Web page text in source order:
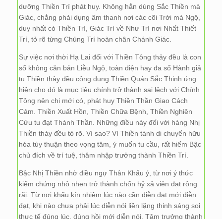
dưỡng Thiền Trí phát huy. Không hẳn dùng Sắc Thiền mà
Giác, chẳng phải dụng âm thanh nơi các cõi Trời mà Ngộ,
duy nhất có Thiền Trí, Giác Trí về Như Trí nơi Nhất Thiết
Trí, tỏ rõ từng Chủng Trí hoàn chân Chánh Giác.
Sự việc nơi thời Hạ Lai đối với Thiền Tông thảy đều là con
số không căn bản Liễu Ngộ, toàn diện hay đa số Hành giả
tu Thiền thảy đều công dụng Thiền Quán Sắc Thinh ứng
hiện cho đó là mục tiêu chính trở thành sai lệch với Chính
Tông nên chi mới có, phát huy Thiền Thần Giao Cách
Cảm. Thiền Xuất Hồn, Thiền Chữa Bệnh, Thiền Nghiên
Cứu tu đạt Thánh Thần. Những điều này đối với hàng Nhị
Thiền thảy đều tỏ rõ. Vì sao? Vì Thiền tánh di chuyển hữu
hóa tùy thuận theo vọng tâm, ý muốn tu cầu, rất hiếm Bậc
chủ đích về trí tuệ, thâm nhập trưởng thành Thiền Trí.
Bậc Nhị Thiền nhờ điều ngự Thân Khẩu ý, từ nơi ý thức
kiểm chứng nhỏ nhen trở thành chốn hỷ xả viên đạt rộng
rãi. Từ nơi khẩu kín nhiệm lúc nào cần diễn đạt mới diễn
đạt, khi nào chưa phải lúc diễn nói liền lặng thinh sáng soi
thực tế đúng lúc, đúng hồi mới diễn nói. Tâm trưởng thành